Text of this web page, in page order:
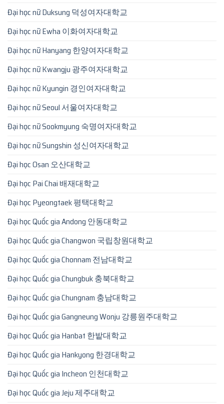
Đại học nữ Duksung 덕성여자대학교
Đại học nữ Ewha 이화여자대학교
Đại học nữ Hanyang 한양여자대학교
Đại học nữ Kwangju 광주여자대학교
Đại học nữ Kyungin 경인여자대학교
Đại học nữ Seoul 서울여자대학교
Đại học nữ Sookmyung 숙명여자대학교
Đại học nữ Sungshin 성신여자대학교
Đại học Osan 오산대학교
Đại học Pai Chai 배재대학교
Đại học Pyeongtaek 평택대학교
Đại học Quốc gia Andong 안동대학교
Đại học Quốc gia Changwon 국립창원대학교
Đại học Quốc gia Chonnam 전남대학교
Đại học Quốc gia Chungbuk 충북대학교
Đại học Quốc gia Chungnam 충남대학교
Đại học Quốc gia Gangneung Wonju 강릉원주대학교
Đại học Quốc gia Hanbat 한밭대학교
Đại học Quốc gia Hankyong 한경대학교
Đại học Quốc gia Incheon 인천대학교
Đại học Quốc gia Jeju 제주대학교